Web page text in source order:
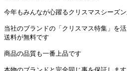
今年もみんなが心躍るクリスマスシーズン
当社のブランドの「クリスマス特集」を
送料が無料です
商品の品質も一番上品です